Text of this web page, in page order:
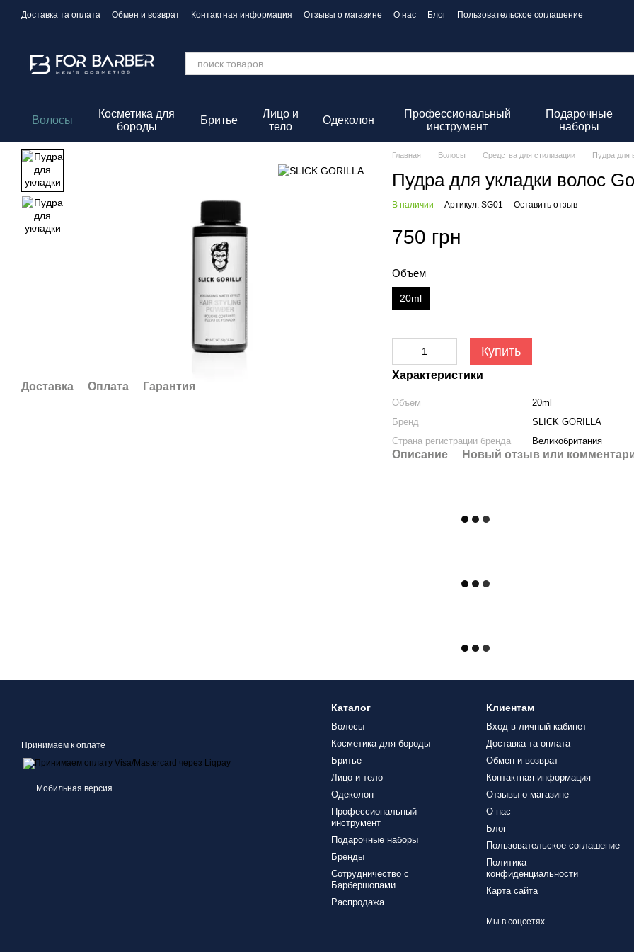
Перейти к основному контенту
Доставка та оплата Обмен и возврат Контактная информация Отзывы о магазине О нас Блог
Пользовательское соглашение
Волосы
Косметика для
бороды
Бритье
Лицо и
тело
Одеколон
Профессиональный
инструмент
Подарочные
наборы
Доставка Оплата Гарантия
Главная Волосы Средства для стилизации Пудра для
Пудра для укладки волос
В наличии Артикул: SG01 Оставить отзыв
750 грн
Объем
20ml
Купить
Характеристики
Объем
20ml
Бренд
SLICK GORILLA
Страна регистрации бренда
Великобритания
Описание Новый отзыв или
Принимаем к оплате
Мобильная версия
Каталог
Волосы
Косметика для бороды
Бритье
Лицо и тело
Одеколон
Профессиональный
инструмент
Подарочные наборы
Бренды
Сотрудничество с
Барбершопами
Распродажа
Клиентам
Вход в личный кабинет
Доставка та оплата
Обмен и возврат
Контактная информация
Отзывы о магазине
О нас
Блог
Пользовательское соглашение
Политика
конфиденциальности
Карта сайта
Мы в соцсетях